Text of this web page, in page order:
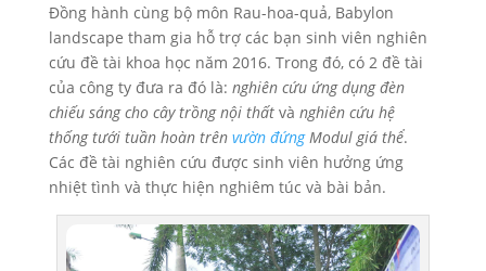
Đồng hành cùng bộ môn Rau-hoa-quả, Babylon
landscape tham gia hỗ trợ các bạn sinh viên nghiên
cứu đề tài khoa học năm 2016. Trong đó, có 2 đề tài
của công ty đưa ra đó là: nghiên cứu ứng dụng đèn
chiếu sáng cho cây trồng nội thấtvà nghiên cứu hệ
thống tưới tuần hoàn trên vườn đứng Modul giá thể.
Các đề tài nghiên cứu được sinh viên hưởng ứng
nhiệt tình và thực hiện nghiêm túc và bài bản.